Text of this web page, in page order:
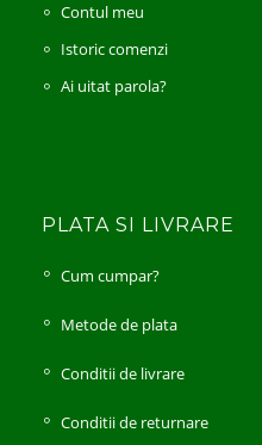
Contul meu
Istoric comenzi
Ai uitat parola?
PLATA SI LIVRARE
Cum cumpar?
Metode de plata
Conditii de livrare
Conditii de returnare